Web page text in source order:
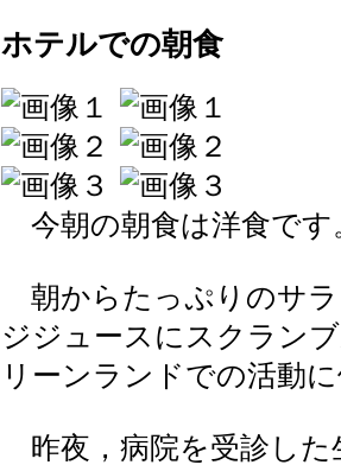
ホテルでの朝食
今朝の朝食は洋食です
朝からたっぷりのサ
ジジュースにスクラン
リーンランドでの活動
昨夜，病院を受診した